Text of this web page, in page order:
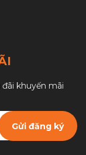
khuyến mãi